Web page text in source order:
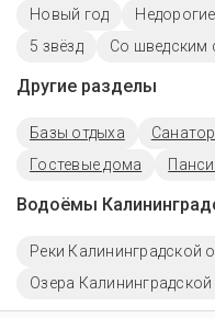
Новый год
5 звёзд
Со шведским
Другие разделы
Базы отдыха
Гостевые дома
Водоёмы
Реки Калининградской
Озера